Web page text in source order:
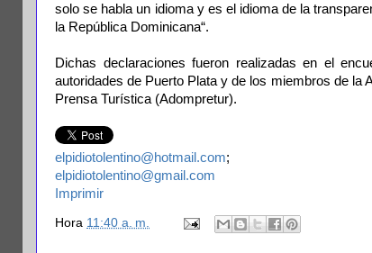
solo se habla un idioma y es el idioma de la
la República Dominicana“.
Dichas declaraciones fueron realizadas en el
autoridades de Puerto Plata y de los miembros de la
Prensa Turística (Adompretur).
elpidiotolentino@hotmail.com;
elpidiotolentino@gmail.com
Imprimir
Hora 11:40 a. m.